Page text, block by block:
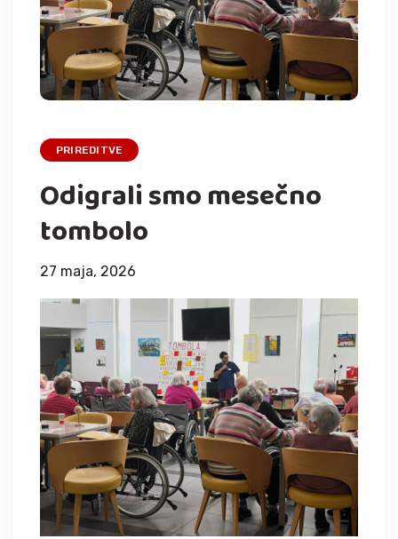
PRIREDITVE
Odigrali smo mesečno
tombolo
27 maja, 2026